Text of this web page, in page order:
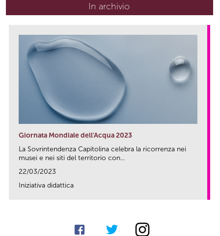
In archivio
Giornata Mondiale dell'Acqua 2023
La Sovrintendenza Capitolina celebra la ricorrenza nei
musei e nei siti del territorio con...
22/03/2023
Iniziativa didattica